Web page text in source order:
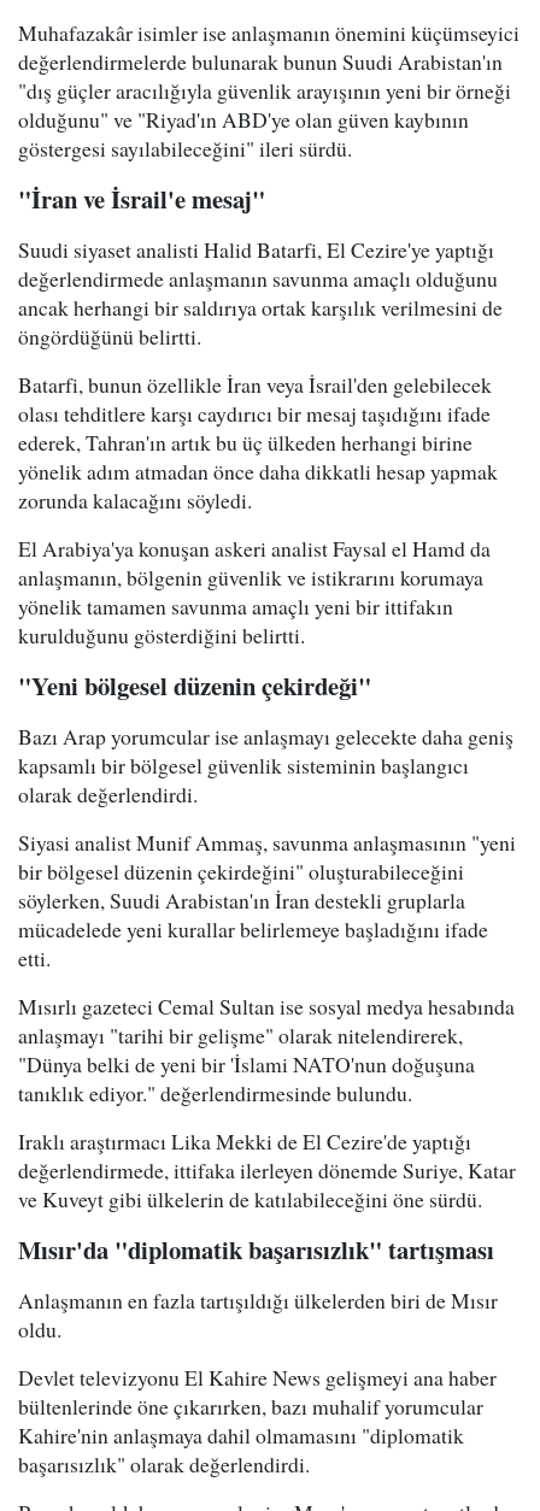
Muhafazakâr isimler ise anlaşmanın önemini küçümseyici
değerlendirmelerde bulunarak bunun Suudi Arabistan'ın
"dış güçler aracılığıyla güvenlik arayışının yeni bir örneği
olduğunu" ve "Riyad'ın ABD'ye olan güven kaybının
göstergesi sayılabileceğini" ileri sürdü.
"İran ve İsrail'e mesaj"
Suudi siyaset analisti Halid Batarfi, El Cezire'ye yaptığı
değerlendirmede anlaşmanın savunma amaçlı olduğunu
ancak herhangi bir saldırıya ortak karşılık verilmesini de
öngördüğünü belirtti.
Batarfi, bunun özellikle İran veya İsrail'den gelebilecek
olası tehditlere karşı caydırıcı bir mesaj taşıdığını ifade
ederek, Tahran'ın artık bu üç ülkeden herhangi birine
yönelik adım atmadan önce daha dikkatli hesap yapmak
zorunda kalacağını söyledi.
El Arabiya'ya konuşan askeri analist Faysal el Hamd da
anlaşmanın, bölgenin güvenlik ve istikrarını korumaya
yönelik tamamen savunma amaçlı yeni bir ittifakın
kurulduğunu gösterdiğini belirtti.
"Yeni bölgesel düzenin çekirdeği"
Bazı Arap yorumcular ise anlaşmayı gelecekte daha geniş
kapsamlı bir bölgesel güvenlik sisteminin başlangıcı
olarak değerlendirdi.
Siyasi analist Munif Ammaş, savunma anlaşmasının "yeni
bir bölgesel düzenin çekirdeğini" oluşturabileceğini
söylerken, Suudi Arabistan'ın İran destekli gruplarla
mücadelede yeni kurallar belirlemeye başladığını ifade
etti.
Mısırlı gazeteci Cemal Sultan ise sosyal medya hesabında
anlaşmayı "tarihi bir gelişme" olarak nitelendirerek,
"Dünya belki de yeni bir 'İslami NATO'nun doğuşuna
tanıklık ediyor." değerlendirmesinde bulundu.
Iraklı araştırmacı Lika Mekki de El Cezire'de yaptığı
değerlendirmede, ittifaka ilerleyen dönemde Suriye, Katar
ve Kuveyt gibi ülkelerin de katılabileceğini öne sürdü.
Mısır'da "diplomatik başarısızlık" tartışması
Anlaşmanın en fazla tartışıldığı ülkelerden biri de Mısır
oldu.
Devlet televizyonu El Kahire News gelişmeyi ana haber
bültenlerinde öne çıkarırken, bazı muhalif yorumcular
Kahire'nin anlaşmaya dahil olmamasını "diplomatik
başarısızlık" olarak değerlendirdi.